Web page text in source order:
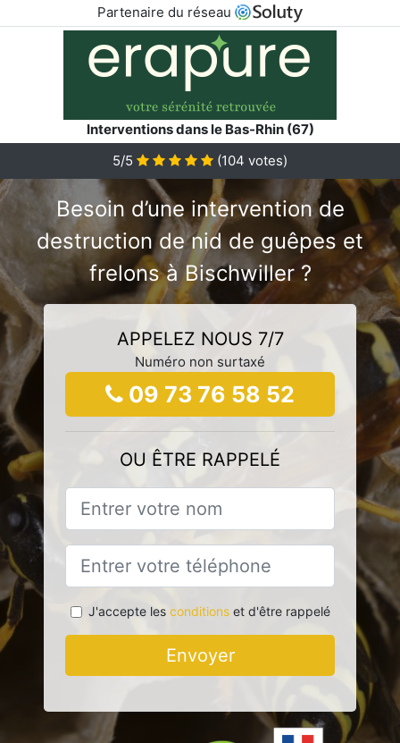
Partenaire du réseau
Interventions dans le Bas-Rhin (67)
5/5
(104 votes)
Besoin d’une intervention de
destruction de nid de guêpes et
frelons à Bischwiller ?
APPELEZ NOUS 7/7
Numéro non surtaxé
09 73 76 58 52
OU ÊTRE RAPPELÉ
J'accepte les conditionset d'être rappelé
Envoyer